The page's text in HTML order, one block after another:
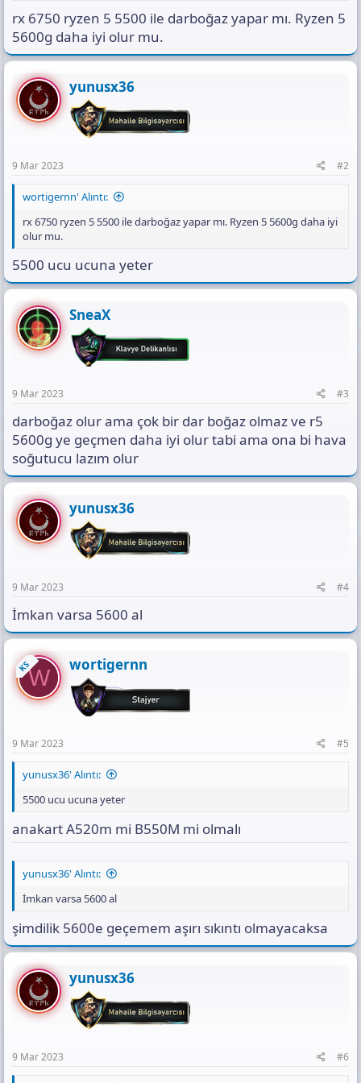
ı
K
rx 6750 ryzen 5 5500 ile darboğaz yapar mı. Ryzen 5
5600g daha iyi olur mu.
yunusx36
9 Mar 2023 #2
wortigernn' Alıntı:
rx 6750 ryzen 5 5500 ile darboğaz yapar mı. Ryzen 5 5600g daha iyi
olur mu.
5500 ucu ucuna yeter
SneaX
9 Mar 2023 #3
darboğaz olur ama çok bir dar boğaz olmaz ve r5
5600g ye geçmen daha iyi olur tabi ama ona bi hava
soğutucu lazım olur
yunusx36
9 Mar 2023 #4
İmkan varsa 5600 al
KSW wortigernn
9 Mar 2023 #5
yunusx36' Alıntı:
5500 ucu ucuna yeter
anakart A520m mi B550M mi olmalı
yunusx36' Alıntı:
İmkan varsa 5600 al
şimdilik 5600e geçemem aşırı sıkıntı olmayacaksa
yunusx36
9 Mar 2023 #6